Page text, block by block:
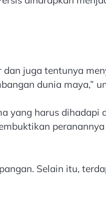
juga tentunya
dunia maya,”
yang harus dihadapi
Selain itu,